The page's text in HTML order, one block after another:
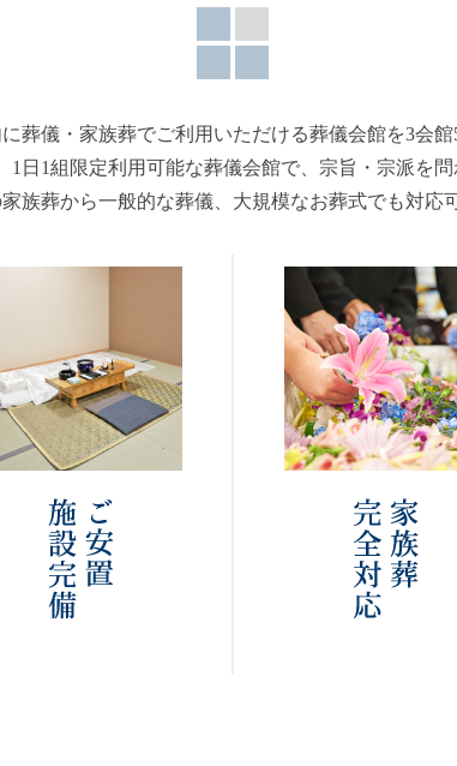
葬儀・家族葬でご利用いただける葬儀会館を3会館
1日1組限定利用可能な葬儀会館で、宗旨・宗派を問
族葬から一般的な葬儀、大規模なお葬式でも対応